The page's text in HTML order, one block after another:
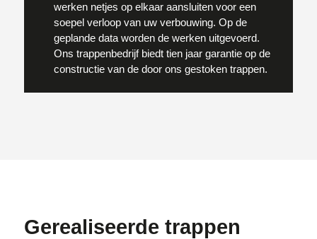
werken netjes op elkaar aansluiten voor een
soepel verloop van uw verbouwing. Op de
geplande data worden de werken uitgevoerd.
Ons trappenbedrijf biedt tien jaar garantie op de
constructie van de door ons gestoken trappen.
Gerealiseerde trappen